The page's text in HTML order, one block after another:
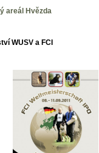
areál Hvězda
WUSV a FCI